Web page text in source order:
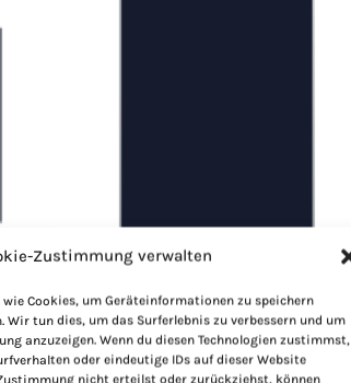
Zustimmung verwalten
wie Cookies, um Geräteinformationen zu speichern
Wir tun dies, um das Surferlebnis zu verbessern und um
anzuzeigen. Wenn du diesen Technologien zustimmst,
oder eindeutige IDs auf dieser Website
nicht erteilst oder zurückziehst, können